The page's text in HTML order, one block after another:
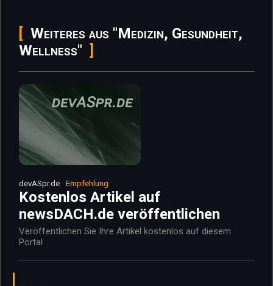
Weiteres aus "Medizin, Gesundheit,
Wellness"
devASpr.de Empfehlung
Kostenlos Artikel auf
newsDACH.de veröffentlichen
Veröffentlichen Sie Ihre Artikel kostenlos auf diesem
Portal